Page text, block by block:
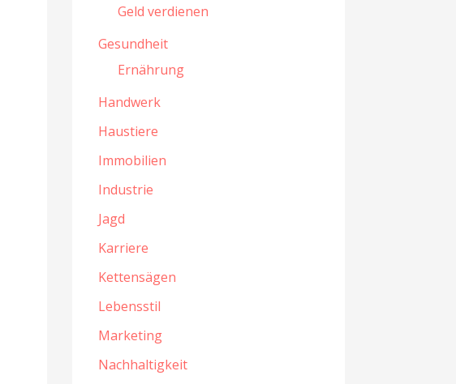
Geld verdienen
Gesundheit
Ernährung
Handwerk
Haustiere
Immobilien
Industrie
Jagd
Karriere
Kettensägen
Lebensstil
Marketing
Nachhaltigkeit